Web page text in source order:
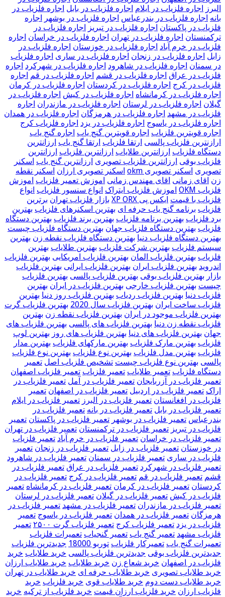
البرز اجاره فلزیاب در ایلام اجاره فلزیاب در بابل اجاره فلزیاب در
بانه اجاره فلزیاب در بندرعباس اجاره فلزیاب در بوشهر اجاره
فلزیاب در پاکستان اجاره فلزیاب در تبریز اجاره فلزیاب در
ترکمنستان اجاره فلزیاب در تهران اجاره فلزیاب در خراسان اجاره
فلزیاب در خرم آباد اجاره فلزیاب در خوزستان اجاره فلزیاب در
زابل اجاره فلزیاب در زنجان اجاره فلزیاب در ساری اجاره فلزیاب
در سمنان اجاره فلزیاب در شاهرود اجاره فلزیاب در شهرکرد اجاره
فلزیاب در عراق اجاره فلزیاب در قشم اجاره فلزیاب در قم اجاره
فلزیاب در کرج اجاره فلزیاب در کردستان اجاره فلزیاب در کرمان
اجاره فلزیاب در کرمانشاه اجاره فلزیاب در کیش اجاره فلزیاب در
گیلان اجاره فلزیاب در لرستان اجاره فلزیاب در مازندران اجاره
فلزیاب در مشهد اجاره فلزیاب در هرمزگان اجاره فلزیاب در همدان
اجاره فلزیاب در یاسوج اجاره فلزیاب در یزد اجاره فلزیاب کرج
اجاره قویترین فلزیاب اجاره قویترین گنج یاب اجاره گنج یاب
ارازنترین فلزیاب پالسی ارتقا فلزیاب ارتقا گنج یاب ارزانترین
دستگاه فلزیاب ارزانترین طلایاب ارزانترین فلزیاب ارزانترین
فلزیاب بوقی ارزانترین فلزیاب تصویری ارزانترین گنج یاب اسکنر
تصویری اسکنر تصویری okm اسکنر تصویری ارزان اسکنر نقطه
زن اقای زمانی اقای مهندس زمانی اموزش تعمیر فلزیاب اموزش
فلزیاب OKM
اموزش فلزیاب ایتراک انواع سنسور فلزیاب انواع
فلزیاب با قیمت ایکس پی XP ORX بازار فلزیاب تهران برترین
فلزیاب برنامه گنج یاب حرفه ای بهترین اسکنرهای فلزیاب بهترین
برد فلزیاب بهترین برنامه فلزیاب بهترین برند فلزیاب بهترین دستگاه
فلزیاب بهترین دستگاه فلزیاب جهان بهترین دستگاه فلزیاب چیست
بهترین دستگاه فلزیاب دنیا بهترین دستگاه فلزیاب نقطه زن بهترین
سیستم فلزیاب بهترین شرکت فلزیاب بهترین طلایاب بهترین
فلزیاب بهترین فلزیاب المان بهترین فلزیاب امریکایی بهترین فلزیاب
اندروید بهترین فلزیاب ایران بهترین فلزیاب ایرانی بهترین فلزیاب
بازار بهترین فلزیاب بوقی بهترین فلزیاب پالسی بهترین فلزیاب
چیست بهترین فلزیاب خارجی بهترین فلزیاب در ایران بهترین
فلزیاب دنیا بهترین فلزیاب ردیاب بهترین فلزیاب روز دنیا بهترین
فلزیاب ساخت ایران بهترین فلزیاب سال 2020
بهترین فلزیاب گرت
بهترین فلزیاب موجود در ایران بهترین فلزیاب نقطه زن بهترین
فلزیاب نقطه زن دنیا بهترین فلزیاب های پالسی بهترین فلزیاب های
جهان بهترین فلزیاب های دنیا بهترین فلزیاب های روز بهترین لوپ
فلزیاب بهترین مارک فلزیاب بهترین مارکهای فلزیاب بهترین مدار
فلزیاب بهترین مدل فلزیاب بهترین نوع فلزیاب بهترین نوع فلزیاب
پالسی بهترین نوع فلزیاب چیست تشخیص فلزیاب اصل تعمیر
دستگاه فلزیاب تعمیر طلایاب تعمیر فلزیاب تعمیر فلزیاب اصفهان
تعمیر فلزیاب در آزربایجان تعمیر فلزیاب در آمل تعمیر فلزیاب در
اراک تعمیر فلزیاب در اردبیل تعمیر فلزیاب در اصفهان تعمیر
فلزیاب در افغانستان تعمیر فلزیاب در البرز تعمیر فلزیاب در ایلام
تعمیر فلزیاب در بابل تعمیر فلزیاب در بانه تعمیر فلزیاب در
بندرعباس تعمیر فلزیاب در بوشهر تعمیر فلزیاب در پاکستان تعمیر
فلزیاب در تبریز تعمیر فلزیاب در ترکمنستان تعمیر فلزیاب در تهران
تعمیر فلزیاب در خراسان تعمیر فلزیاب در خرم آباد تعمیر فلزیاب
در خوزستان تعمیر فلزیاب در زابل تعمیر فلزیاب در زنجان تعمیر
فلزیاب در ساری تعمیر فلزیاب در سمنان تعمیر فلزیاب در شاهرود
تعمیر فلزیاب در شهرکرد تعمیر فلزیاب در عراق تعمیر فلزیاب در
قشم تعمیر فلزیاب در قم تعمیر فلزیاب در کرج تعمیر فلزیاب در
کردستان تعمیر فلزیاب در کرمان تعمیر فلزیاب در کرمانشاه تعمیر
فلزیاب در کیش تعمیر فلزیاب در گیلان تعمیر فلزیاب در لرستان
تعمیر فلزیاب در مازندران تعمیر فلزیاب در مشهد تعمیر فلزیاب در
هرمزگان تعمیر فلزیاب در همدان تعمیر فلزیاب در یاسوج تعمیر
فلزیاب در یزد تعمیر فلزیاب کرج تعمیر فلزیاب گرت ۲۵۰۰
تعمیر
فلزیاب مشهد تعمیر گنج یاب تعمیر گنجیاب تعمیرات فلزیاب
تعمیرات گنج یاب تعمیرکار فلزیاب توربو 18000
جدیدترین فلزیاب
جدیدترین فلزیاب بوقی جدیدترین فلزیاب پالسی خريد طلاياب خريد
فلزياب در اصفهان خرید شعاع زن خرید طلایاب خرید طلایاب ارزان
خرید طلایاب تصویری خرید طلایاب حرفه ای خرید طلایاب در تهران
خرید طلایاب دست دوم خرید طلایاب قوی خرید فلزیاب خرید
فلزیاب ارزان خرید فلزیاب ارزان قیمت خرید فلزیاب از ترکیه خرید